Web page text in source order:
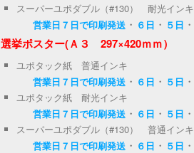
スーパーユポダブル（#130） 耐光インキ
営業日７日で印刷発送・ ６日 ・ ５日 ・
選挙ポスター(Ａ３ 297×420ｍｍ）
ユポタック紙 普通インキ
営業日７日で印刷発送・ ６日 ・ ５日 ・
ユポタック紙 耐光インキ
営業日７日で印刷発送・ ６日 ・ ５日 ・
スーパーユポダブル（#130） 普通インキ
営業日７日で印刷発送・ ６日 ・ ５日 ・